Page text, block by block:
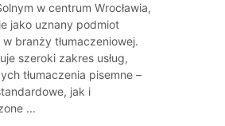
w centrum Wrocławia,
jako uznany podmiot
w branży tłumaczeniowej.
szeroki zakres usług,
tłumaczenia pisemne –
jak i
...